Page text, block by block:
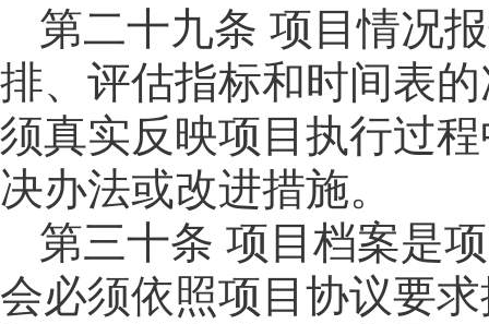
第二十九条 项目情况
排、评估指标和时间表
须真实反映项目执行过
决办法或改进措施。
第三十条 项目档案是
会必须依照项目协议要